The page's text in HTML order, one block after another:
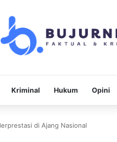
Kriminal Hukum Opini
di Ajang Nasional